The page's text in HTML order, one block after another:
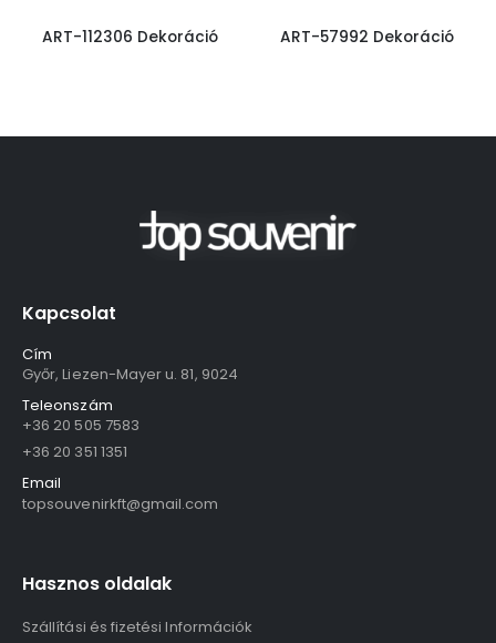
ART-112306 Dekoráció ART-57992 Dekoráció
Kapcsolat
Cím
Győr, Liezen-Mayer u. 81, 9024
Teleonszám
+36 20 505 7583
+36 20 351 1351
Email
topsouvenirkft@gmail.com
Hasznos oldalak
Szállítási és fizetési Információk